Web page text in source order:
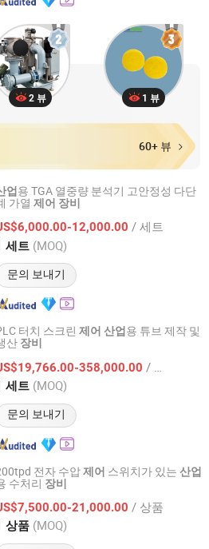
2 뷰 1 뷰
60+ 뷰
업 용 TGA 열중량 분석기 고안정성 다단
가열 제어 장비
12,000.00 / 세트
세트 (MOQ)
문의 보내기
Technology Co., Ltd.
이후 2023
터치 스크린 제어 산업 용 튜브 제작 및
산 장비
358,000.00 / 세트
세트 (MOQ)
문의 보내기
Equipment Manufacturing
전자 수압제어 스위치가 있는 산업
수처리 장비
21,000.00 / 상품
상품 (MOQ)
Equipment Co., Ltd.
이후 2018